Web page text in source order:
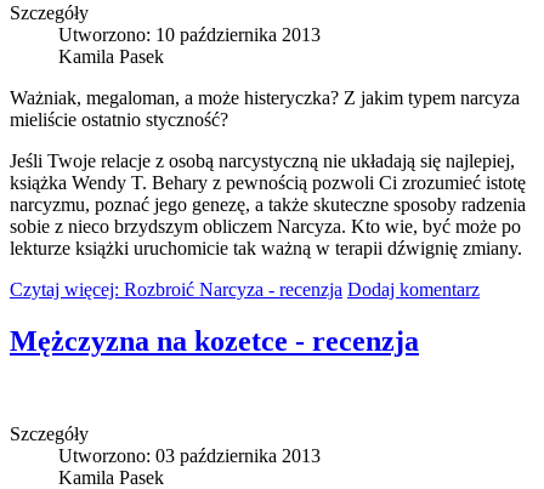
Szczegóły
Utworzono: 10 października 2013
Kamila Pasek
Ważniak, megaloman, a może histeryczka? Z jakim typem narcyza
mieliście ostatnio styczność?
Jeśli Twoje relacje z osobą narcystyczną nie układają się najlepiej,
książka Wendy T. Behary z pewnością pozwoli Ci zrozumieć istotę
narcyzmu, poznać jego genezę, a także skuteczne sposoby radzenia
sobie z nieco brzydszym obliczem Narcyza. Kto wie, być może po
lekturze książki uruchomicie tak ważną w terapii dźwignię zmiany.
Czytaj więcej: Rozbroić Narcyza - recenzja Dodaj komentarz
Mężczyzna na kozetce - recenzja
Szczegóły
Utworzono: 03 października 2013
Kamila Pasek